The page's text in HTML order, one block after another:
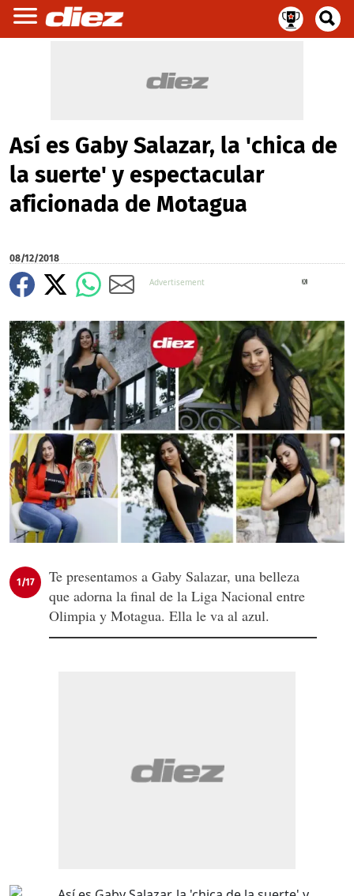
Así es Gaby Salazar, la 'chica de
la suerte' y espectacular
aficionada de Motagua
08/12/2018
1/17
Te presentamos a Gaby Salazar, una belleza
que adorna la final de la Liga Nacional entre
Olimpia y Motagua. Ella le va al azul.
X